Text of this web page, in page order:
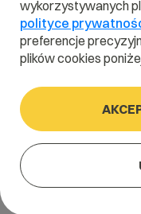
Strony zbudowane w
techniczne
dzięki certyfikatowi
pozycjonowanie Te
pozycji w wynikach
uwadze, że proces
Google – to
pojawią się w
To całkowicie
roboty indeksujące
wykorzystywanych
polityce
preferencje
plików cookies